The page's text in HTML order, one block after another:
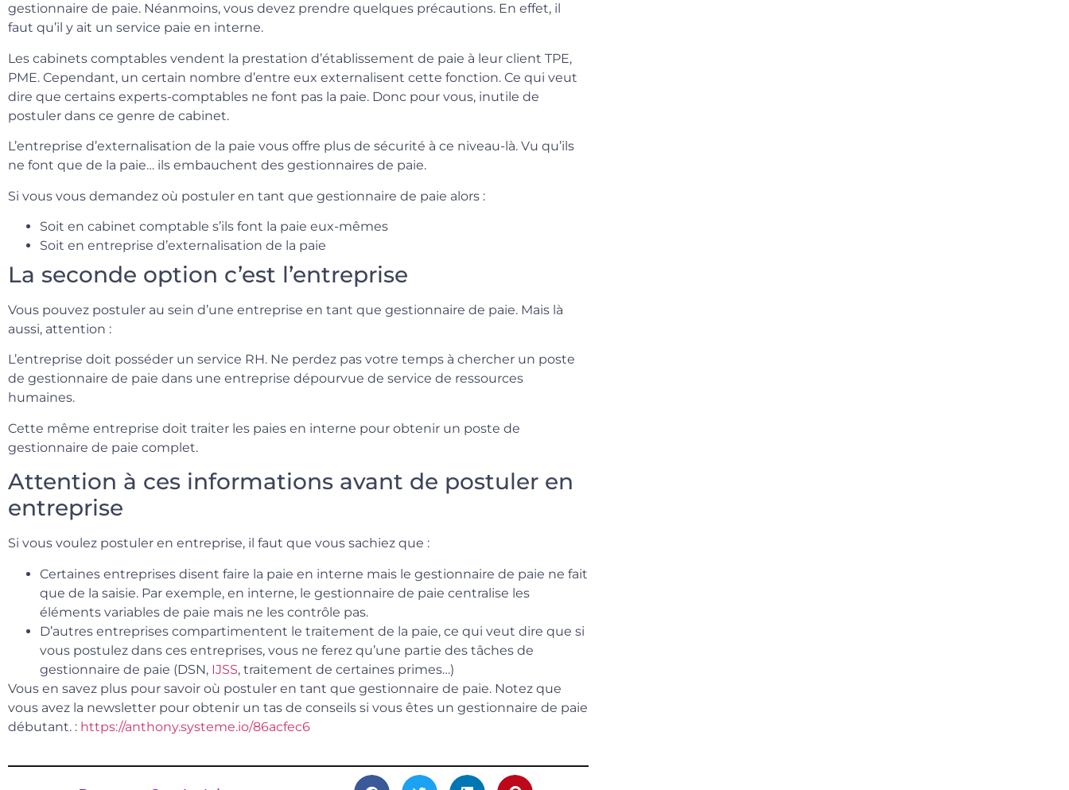
gestionnaire de paie. Néanmoins, vous devez prendre quelques précautions. En effet, il
faut qu’il y ait un service paie en interne.
Les cabinets comptables vendent la prestation d’établissement de paie à leur client TPE,
PME. Cependant, un certain nombre d’entre eux externalisent cette fonction. Ce qui veut
dire que certains experts-comptables ne font pas la paie. Donc pour vous, inutile de
postuler dans ce genre de cabinet.
L’entreprise d’externalisation de la paie vous offre plus de sécurité à ce niveau-là. Vu qu’ils
ne font que de la paie… ils embauchent des gestionnaires de paie.
Si vous vous demandez où postuler en tant que gestionnaire de paie alors :
Soit en cabinet comptable s’ils font la paie eux-mêmes
Soit en entreprise d’externalisation de la paie
La seconde option c’est l’entreprise
Vous pouvez postuler au sein d’une entreprise en tant que gestionnaire de paie. Mais là
aussi, attention :
L’entreprise doit posséder un service RH. Ne perdez pas votre temps à chercher un poste
de gestionnaire de paie dans une entreprise dépourvue de service de ressources
humaines.
Cette même entreprise doit traiter les paies en interne pour obtenir un poste de
gestionnaire de paie complet.
Attention à ces informations avant de postuler en
entreprise
Si vous voulez postuler en entreprise, il faut que vous sachiez que :
Certaines entreprises disent faire la paie en interne mais le gestionnaire de paie ne fait
que de la saisie. Par exemple, en interne, le gestionnaire de paie centralise les
éléments variables de paie mais ne les contrôle pas.
D’autres entreprises compartimentent le traitement de la paie, ce qui veut dire que si
vous postulez dans ces entreprises, vous ne ferez qu’une partie des tâches de
gestionnaire de paie (DSN, IJSS, traitement de certaines primes…)
Vous en savez plus pour savoir où postuler en tant que gestionnaire de paie. Notez que
vous avez la newsletter pour obtenir un tas de conseils si vous êtes un gestionnaire de paie
débutant. : https://anthony.systeme.io/86acfec6